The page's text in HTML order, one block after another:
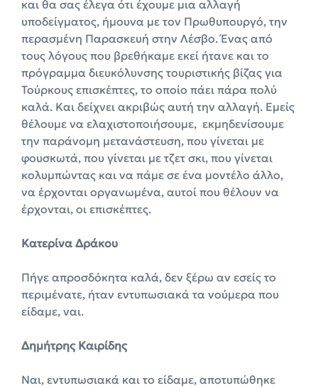
και θα σας έλεγα ότι έχουμε μια αλλαγή
υποδείγματος, ήμουνα με τον Πρωθυπουργό, την
περασμένη Παρασκευή στην Λέσβο. Ένας από
τους λόγους που βρεθήκαμε εκεί ήτανε και το
πρόγραμμα διευκόλυνσης τουριστικής βίζας για
Τούρκους επισκέπτες, το οποίο πάει πάρα πολύ
καλά. Και δείχνει ακριβώς αυτή την αλλαγή. Εμείς
θέλουμε να ελαχιστοποιήσουμε, εκμηδενίσουμε
την παράνομη μετανάστευση, που γίνεται με
φουσκωτά, που γίνεται με τζετ σκι, που γίνεται
κολυμπώντας και να πάμε σε ένα μοντέλο άλλο,
να έρχονται οργανωμένα, αυτοί που θέλουν να
έρχονται, οι επισκέπτες.
Κατερίνα Δράκου
Πήγε απροσδόκητα καλά, δεν ξέρω αν εσείς το
περιμένατε, ήταν εντυπωσιακά τα νούμερα που
είδαμε, ναι.
Δημήτρης Καιρίδης
Ναι, εντυπωσιακά και το είδαμε, αποτυπώθηκε